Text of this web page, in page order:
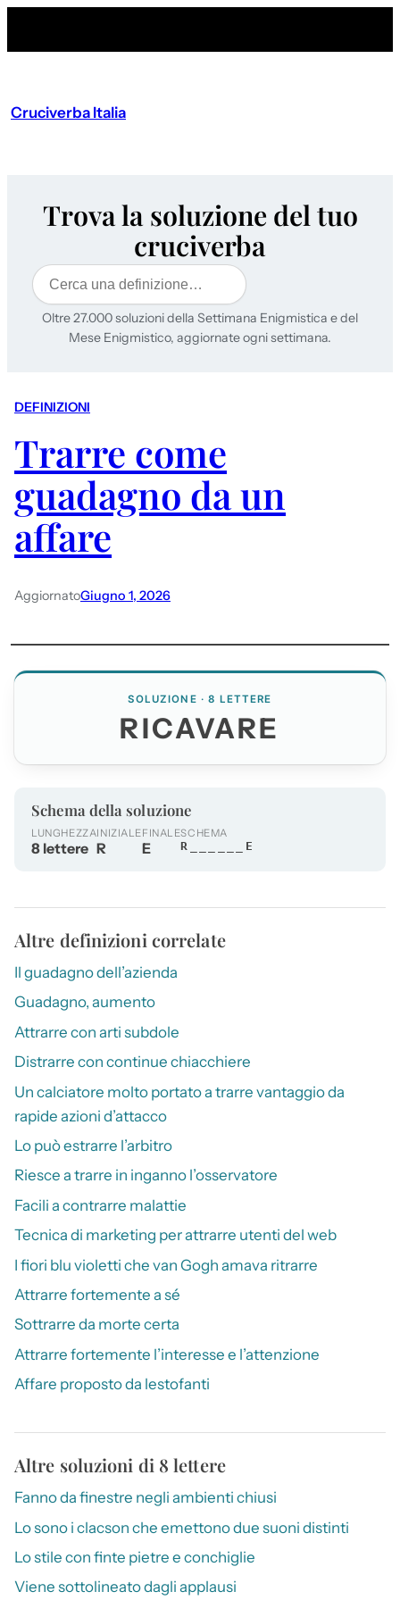
Cruciverba Italia
Trova la soluzione del tuo
cruciverba
Cerca
Oltre 27.000 soluzioni della Settimana Enigmistica e del
Mese Enigmistico, aggiornate ogni settimana.
DEFINIZIONI
Trarre come
guadagno da un
affare
AggiornatoGiugno 1, 2026
SOLUZIONE · 8 LETTERE
RICAVARE
Schema della soluzione
LUNGHEZZA
8 lettere
INIZIALE
R
FINALE
E
SCHEMA
R______E
Altre definizioni correlate
Il guadagno dell’azienda
Guadagno, aumento
Attrarre con arti subdole
Distrarre con continue chiacchiere
Un calciatore molto portato a trarre vantaggio da
rapide azioni d’attacco
Lo può estrarre l’arbitro
Riesce a trarre in inganno l’osservatore
Facili a contrarre malattie
Tecnica di marketing per attrarre utenti del web
I fiori blu violetti che van Gogh amava ritrarre
Attrarre fortemente a sé
Sottrarre da morte certa
Attrarre fortemente l’interesse e l’attenzione
Affare proposto da lestofanti
Altre soluzioni di 8 lettere
Fanno da finestre negli ambienti chiusi
Lo sono i clacson che emettono due suoni distinti
Lo stile con finte pietre e conchiglie
Viene sottolineato dagli applausi